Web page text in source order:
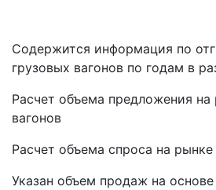
Содержится информация по
грузовых вагонов по годам в
Расчет объема предложения на
вагонов
Расчет объема спроса на
Указан объем продаж на